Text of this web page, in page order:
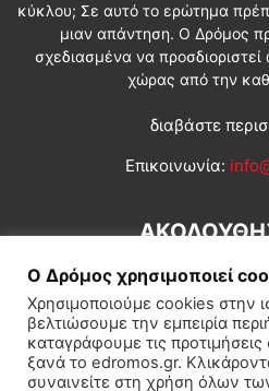
κύκλου; Σε αυτό το ερώτημα
μιαν απάντηση. Ο Δρόμος
σχεδιασμένα να
χώρας από την
διαβάστε
Επικοινωνία:
Ο Δρόμος χρησιμοποιεί
Χρησιμοποιούμε cookies στην
βελτιώσουμε την εμπειρία
καταγράφουμε τις
ξανά το edromos.gr.
συναινείτε στη χρήση όλων